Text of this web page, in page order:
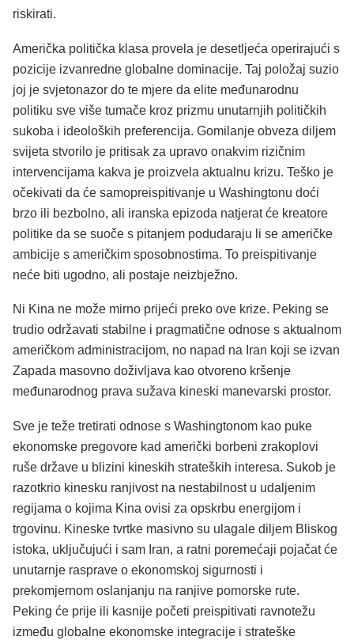
riskirati.
Američka politička klasa provela je desetljeća operirajući s
pozicije izvanredne globalne dominacije. Taj položaj suzio
joj je svjetonazor do te mjere da elite međunarodnu
politiku sve više tumače kroz prizmu unutarnjih političkih
sukoba i ideoloških preferencija. Gomilanje obveza diljem
svijeta stvorilo je pritisak za upravo onakvim rizičnim
intervencijama kakva je proizvela aktualnu krizu. Teško je
očekivati da će samopreispitivanje u Washingtonu doći
brzo ili bezbolno, ali iranska epizoda natjerat će kreatore
politike da se suoče s pitanjem podudaraju li se američke
ambicije s američkim sposobnostima. To preispitivanje
neće biti ugodno, ali postaje neizbježno.
Ni Kina ne može mirno prijeći preko ove krize. Peking se
trudio održavati stabilne i pragmatične odnose s aktualnom
američkom administracijom, no napad na Iran koji se izvan
Zapada masovno doživljava kao otvoreno kršenje
međunarodnog prava sužava kineski manevarski prostor.
Sve je teže tretirati odnose s Washingtonom kao puke
ekonomske pregovore kad američki borbeni zrakoplovi
ruše države u blizini kineskih strateških interesa. Sukob je
razotkrio kinesku ranjivost na nestabilnost u udaljenim
regijama o kojima Kina ovisi za opskrbu energijom i
trgovinu. Kineske tvrtke masivno su ulagale diljem Bliskog
istoka, uključujući i sam Iran, a ratni poremećaji pojačat će
unutarnje rasprave o ekonomskoj sigurnosti i
prekomjernom oslanjanju na ranjive pomorske rute.
Peking će prije ili kasnije početi preispitivati ravnotežu
između globalne ekonomske integracije i strateške